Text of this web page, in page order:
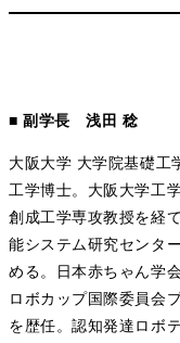
■ 副学長 浅田 稔
大阪大学 大学院基礎工
工学博士。大阪大学工
創成工学専攻教授を経
能システム研究センタ
める。日本赤ちゃん学
ロボカップ国際委員会
を歴任。認知発達ロボ